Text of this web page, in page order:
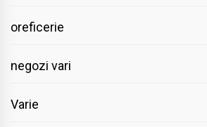
oreficerie
negozi vari
Varie